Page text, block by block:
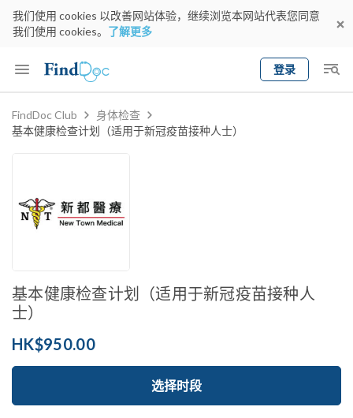
我们使用 cookies 以改善网站体验，继续浏览本网站代表您同意
我们使用 cookies。 了解更多
登录
gender
FindDoc Club
身体检查
基本健康检查计划（适用于新冠疫苗接种人士）
基本健康检查计划（适用于新冠疫苗接种人
士）
HK$950.00
选择时段